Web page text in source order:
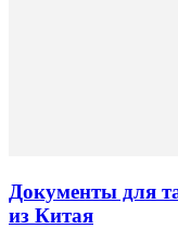
Документы для
из Китая